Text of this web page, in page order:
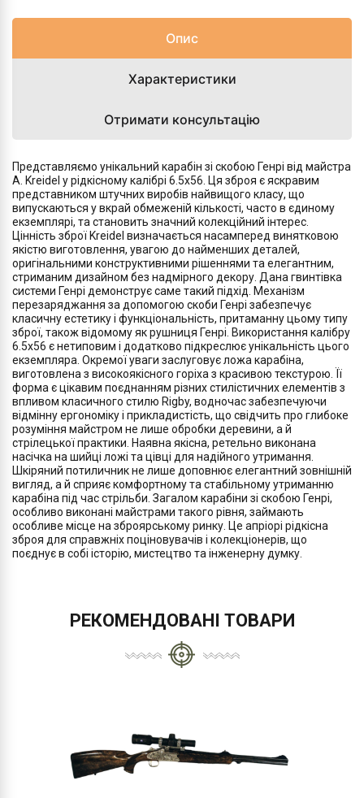
Опис
Характеристики
Отримати консультацію
Представляємо унікальний карабін зі скобою Генрі від майстра
A. Kreidel у рідкісному калібрі 6.5x56. Ця зброя є яскравим
представником штучних виробів найвищого класу, що
випускаються у вкрай обмеженій кількості, часто в єдиному
екземплярі, та становить значний колекційний інтерес.
Цінність зброї Kreidel визначається насамперед винятковою
якістю виготовлення, увагою до найменших деталей,
оригінальними конструктивними рішеннями та елегантним,
стриманим дизайном без надмірного декору. Дана гвинтівка
системи Генрі демонструє саме такий підхід. Механізм
перезаряджання за допомогою скоби Генрі забезпечує
класичну естетику і функціональність, притаманну цьому типу
зброї, також відомому як рушниця Генрі. Використання калібру
6.5x56 є нетиповим і додатково підкреслює унікальність цього
екземпляра. Окремої уваги заслуговує ложа карабіна,
виготовлена з високоякісного горіха з красивою текстурою. Її
форма є цікавим поєднанням різних стилістичних елементів з
впливом класичного стилю Rigby, водночас забезпечуючи
відмінну ергономіку і прикладистість, що свідчить про глибоке
розуміння майстром не лише обробки деревини, а й
стрілецької практики. Наявна якісна, ретельно виконана
насічка на шийці ложі та цівці для надійного утримання.
Шкіряний потиличник не лише доповнює елегантний зовнішній
вигляд, а й сприяє комфортному та стабільному утриманню
карабіна під час стрільби. Загалом карабіни зі скобою Генрі,
особливо виконані майстрами такого рівня, займають
особливе місце на зброярському ринку. Це апріорі рідкісна
зброя для справжніх поціновувачів і колекціонерів, що
поєднує в собі історію, мистецтво та інженерну думку.
РЕКОМЕНДОВАНІ ТОВАРИ